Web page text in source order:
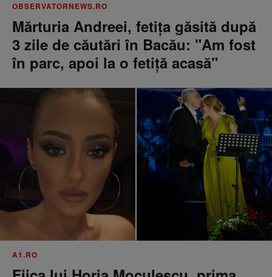
OBSERVATORNEWS.RO
Mărturia Andreei, fetiţa găsită după
3 zile de căutări în Bacău: "Am fost
în parc, apoi la o fetiţă acasă"
A1.RO